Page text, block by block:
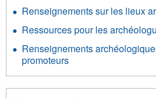
Renseignements sur les lieux
Ressources pour les
Renseignements
promoteurs